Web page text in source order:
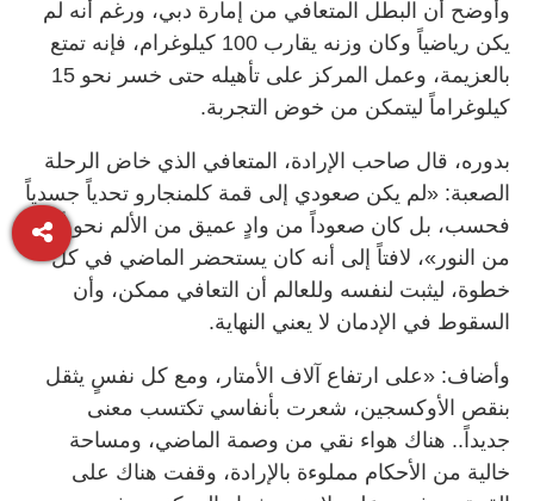
وأوضح أن البطل المتعافي من إمارة دبي، ورغم أنه لم
يكن رياضياً وكان وزنه يقارب 100 كيلوغرام، فإنه تمتع
بالعزيمة، وعمل المركز على تأهيله حتى خسر نحو 15
كيلوغراماً ليتمكن من خوض التجربة.
بدوره، قال صاحب الإرادة، المتعافي الذي خاض الرحلة
الصعبة: «لم يكن صعودي إلى قمة كلمنجارو تحدياً جسدياً
فحسب، بل كان صعوداً من وادٍ عميق من الألم نحو أفق
من النور»، لافتاً إلى أنه كان يستحضر الماضي في كل
خطوة، ليثبت لنفسه وللعالم أن التعافي ممكن، وأن
السقوط في الإدمان لا يعني النهاية.
وأضاف: «على ارتفاع آلاف الأمتار، ومع كل نفسٍ يثقل
بنقص الأوكسجين، شعرت بأنفاسي تكتسب معنى
جديداً.. هناك هواء نقي من وصمة الماضي، ومساحة
خالية من الأحكام مملوءة بالإرادة، وقفت هناك على